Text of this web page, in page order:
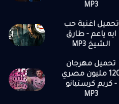
MP3
تحميل اغنية حب
ايه ياعم - طارق
الشيخ MP3
تحميل مهرجان
120 مليون مصري
- كريم كرستيانو
MP3